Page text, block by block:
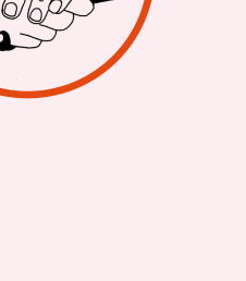
Wo und wann genau,
wollen der Polizei nicht
zu verhindern. Im